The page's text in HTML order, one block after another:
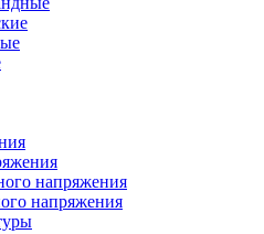
напряжения
напряжения